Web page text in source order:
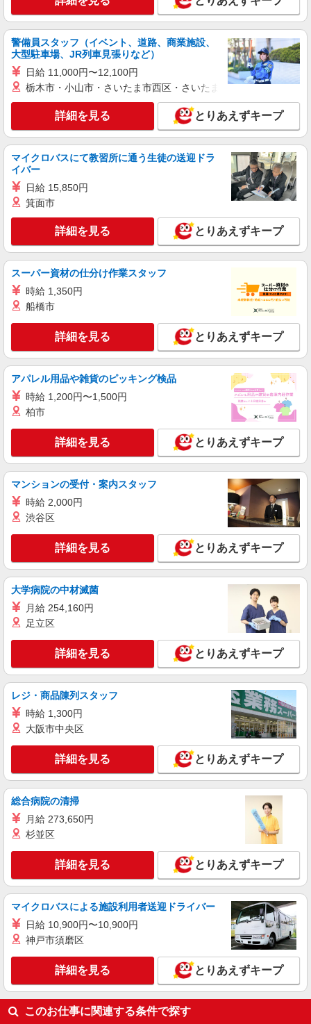
時給1550円〜2312円 ＜交通費全支給(ガソリ
ン代含む)＞
羽村市 近隣で他も紹介可
キープ 詳細を見る
株式会社kotrio /●SW-S-2158248
NEW
レア！羽村駅☆就労支援スタッフ☆見守り＆
補助業務がメイン♪
【正社員】月給240,000〜400,000円 ・基本
給：200,000円〜220,000円 ・資格手当：10,000〜
30,000円 ・役職手当：10,000〜70,000円 ・処遇改
により変動） ・固定残業手当：20,000円（10時
間） ※固定残業時間を超過する場合には超過勤務
手当として別途支給 ・夜勤手当：10,000円/1回
（上記給与とは別に支給） 下記資格をお持ちの方
歓迎 ・認知症介護基礎研修 ・初任者研修 ・実務
キープ 詳細を見る
職業紹介
株式会社kotrio /●SW-S-2159550
NEW
お迎え時間に合わせたシフトもOK＊主婦活
時給1550円〜2312円 ＜交通費全支給(ガソリ
ン代含む)＞
羽村市 近隣で他も紹介可
キープ 詳細を見る
警備員スタッフ（イベント、道路、商業施設、
大型駐車場、JR列車見張りなど）
日給 11,000円〜12,100円
栃木市・小山市・さいたま市西区・さいたま市岩槻区・久喜市・
詳細を見る とりあえずキープ
マイクロバスにて教習所に通う生徒の送迎ドラ
イバー
日給 15,850円
箕面市
詳細を見る とりあえずキープ
スーパー資材の仕分け作業スタッフ
時給 1,350円
船橋市
詳細を見る とりあえずキープ
アパレル用品や雑貨のピッキング検品
時給 1,200円〜1,500円
柏市
詳細を見る とりあえずキープ
マンションの受付・案内スタッフ
時給 2,000円
渋谷区
詳細を見る とりあえずキープ
大学病院の中材滅菌
月給 254,160円
足立区
詳細を見る とりあえずキープ
レジ・商品陳列スタッフ
時給 1,300円
大阪市中央区
詳細を見る とりあえずキープ
総合病院の清掃
月給 273,650円
杉並区
詳細を見る とりあえずキープ
マイクロバスによる施設利用者送迎ドライバー
日給 10,900円〜10,900円
神戸市須磨区
詳細を見る とりあえずキープ
このお仕事に関連する条件で探す